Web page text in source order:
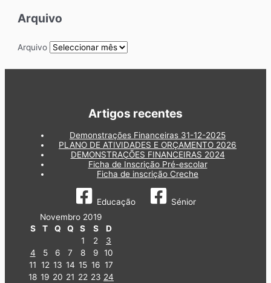
Arquivo
Arquivo
Artigos recentes
Demonstrações Financeiras 31-12-2025
PLANO DE ATIVIDADES E ORÇAMENTO 2026
DEMONSTRAÇÕES FINANCEIRAS 2024
Ficha de Inscrição Pré-escolar
Ficha de inscrição Creche
Educação
Sénior
Novembro 2019
S
T Q Q S S
D
1
2
3
4
5 6 7 8 9
10
11 12 13 14 15 16 17
18 19 20 21 22 23 24